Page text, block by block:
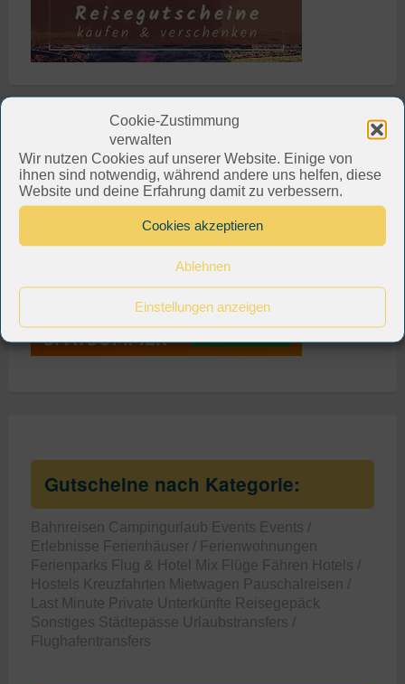
Cookie-Zustimmung
verwalten
Wir nutzen Cookies auf unserer Website. Einige von
ihnen sind notwendig, während andere uns helfen, diese
Website und deine Erfahrung damit zu verbessern.
Cookies akzeptieren
Ablehnen
Einstellungen anzeigen
Gutscheine nach Kategorie:
Bahnreisen Campingurlaub Events Events /
Erlebnisse Ferienhäuser / Ferienwohnungen
Ferienparks Flug & Hotel Mix Flüge Fähren Hotels /
Hostels Kreuzfahrten Mietwagen Pauschalreisen /
Last Minute Private Unterkünfte Reisegepäck
Sonstiges Städtepässe Urlaubstransfers /
Flughafentransfers